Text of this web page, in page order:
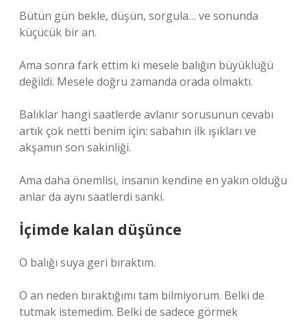
Bütün gün bekle, düşün, sorgula… ve sonunda
küçücük bir an.
Ama sonra fark ettim ki mesele balığın büyüklüğü
değildi. Mesele doğru zamanda orada olmaktı.
Balıklar hangi saatlerde avlanır sorusunun cevabı
artık çok netti benim için: sabahın ilk ışıkları ve
akşamın son sakinliği.
Ama daha önemlisi, insanın kendine en yakın olduğu
anlar da aynı saatlerdi sanki.
İçimde kalan düşünce
O balığı suya geri bıraktım.
O an neden bıraktığımı tam bilmiyorum. Belki de
tutmak istemedim. Belki de sadece görmek